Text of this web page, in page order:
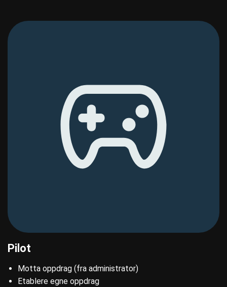
Pilot
Motta oppdrag (fra administrator)​ ​
Etablere egne oppdrag​